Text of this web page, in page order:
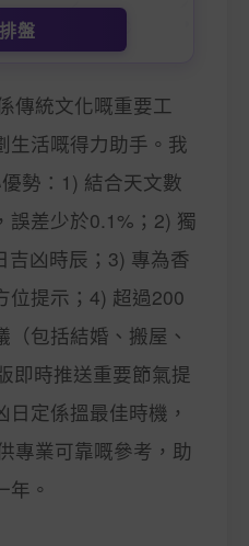
排盤
傳統文化嘅重要工
生活嘅得力助手。我
勢：1) 結合天文數
誤差少於0.1%；2) 獨
吉凶時辰；3) 專為香
位提示；4) 超過200
包括結婚、搬屋、
即時推送重要節氣提
定係搵最佳時機，
專業可靠嘅參考，助
。